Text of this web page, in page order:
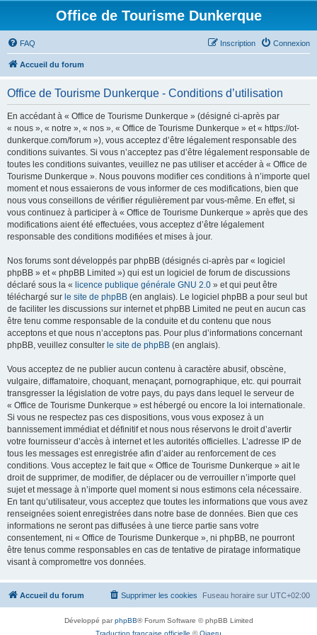
Office de Tourisme Dunkerque
FAQ Connexion
Inscription
Accueil du forum
Office de Tourisme Dunkerque - Conditions d’utilisation
En accédant à « Office de Tourisme Dunkerque » (désigné ci-après par
« nous », « notre », « nos », « Office de Tourisme Dunkerque » et « https://ot-
dunkerque.com/forum »), vous acceptez d’être légalement responsable des
conditions suivantes. Si vous n’acceptez pas d’être légalement responsable de
toutes les conditions suivantes, veuillez ne pas utiliser et accéder à « Office de
Tourisme Dunkerque ». Nous pouvons modifier ces conditions à n’importe quel
moment et nous essaierons de vous informer de ces modifications, bien que
nous vous conseillons de vérifier régulièrement par vous-même. En effet, si
vous continuez à participer à « Office de Tourisme Dunkerque » après que des
modifications aient été effectuées, vous acceptez d’être légalement
responsable des conditions modifiées et mises à jour.
Nos forums sont développés par phpBB (désignés ci-après par « logiciel
phpBB » et « phpBB Limited ») qui est un logiciel de forum de discussions
déclaré sous la « licence publique générale GNU 2.0 » et qui peut être
téléchargé sur le site de phpBB (en anglais). Le logiciel phpBB a pour seul but
de faciliter les discussions sur internet et phpBB Limited ne peut en aucun cas
être tenu comme responsable de la conduite et du contenu que nous
acceptons et que nous n’acceptons pas. Pour plus d’informations concernant
phpBB, veuillez consulter le site de phpBB (en anglais).
Vous acceptez de ne publier aucun contenu à caractère abusif, obscène,
vulgaire, diffamatoire, choquant, menaçant, pornographique, etc. qui pourrait
transgresser la législation de votre pays, du pays dans lequel le serveur de
« Office de Tourisme Dunkerque » est hébergé ou encore la loi internationale.
Si vous ne respectez pas ces dispositions, vous vous exposez à un
bannissement immédiat et définitif et nous nous réservons le droit d’avertir
votre fournisseur d’accès à internet et les autorités officielles. L’adresse IP de
tous les messages est enregistrée afin d’aider au renforcement de ces
conditions. Vous acceptez le fait que « Office de Tourisme Dunkerque » ait le
droit de supprimer, de modifier, de déplacer ou de verrouiller n’importe quel
sujet et message à n’importe quel moment si nous estimons cela nécessaire.
En tant qu’utilisateur, vous acceptez que toutes les informations que vous avez
renseignées soient enregistrées dans notre base de données. Bien que ces
informations ne seront pas diffusées à une tierce partie sans votre
consentement, ni « Office de Tourisme Dunkerque », ni phpBB, ne pourront
être tenus comme responsables en cas de tentative de piratage informatique
visant à compromettre vos données.
Accueil du forum Fuseau horaire sur UTC+02:00
Supprimer les cookies
Développé parphpBB® Forum Software © phpBB Limited
Traduction française officielle ©Qiaeru